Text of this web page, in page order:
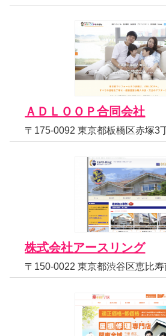
ＡＤＬＯＯＰ合同会社
〒175-0092 東京都板橋区赤塚3
株式会社アースリング
〒150-0022 東京都渋谷区恵比